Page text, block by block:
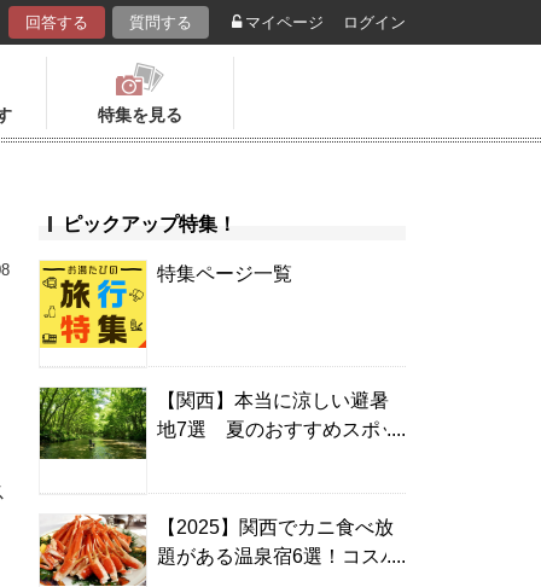
回答する 質問する マイページ ログイン
特集を見る
ピックアップ特集！
特集ページ一覧
【関西】本当に涼しい避暑
地7選 夏のおすすめスポッ
【2025】関西でカニ食べ放
題がある温泉宿6選！コスパ